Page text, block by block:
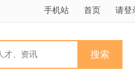
手机站 首页 请登
搜索